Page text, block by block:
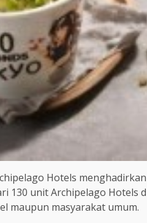
Hotels
130 unit Archipelago Hotels
maupun masyarakat umum.